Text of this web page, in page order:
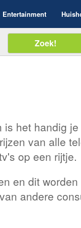
Entertainment
het handig
van alle
op een rijtje.
en dit
andere